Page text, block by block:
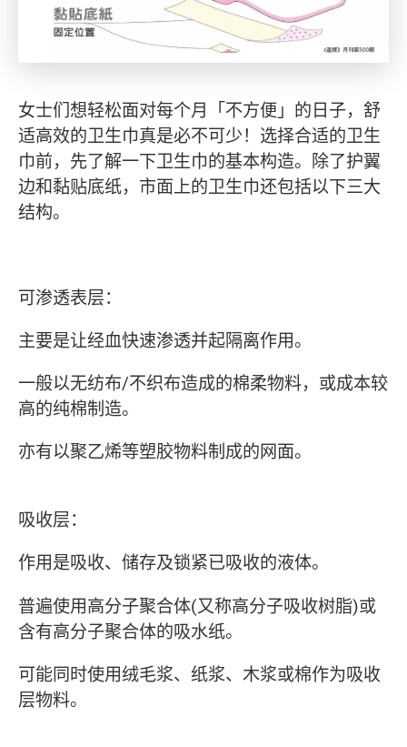
女士们想轻松面对每个月「不方便」的日子，舒
适高效的卫生巾真是必不可少！选择合适的卫生
巾前，先了解一下卫生巾的基本构造。除了护翼
边和黏贴底纸，市面上的卫生巾还包括以下三大
结构。
可渗透表层：
主要是让经血快速渗透并起隔离作用。
一般以无纺布/不织布造成的棉柔物料，或成本较
高的纯棉制造。
亦有以聚乙烯等塑胶物料制成的网面。
吸收层：
作用是吸收、储存及锁紧已吸收的液体。
普遍使用高分子聚合体(又称高分子吸收树脂)或
含有高分子聚合体的吸水纸。
可能同时使用绒毛浆、纸浆、木浆或棉作为吸收
层物料。